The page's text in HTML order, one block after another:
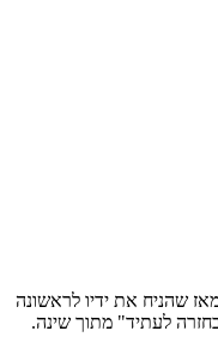
שהניח את ידיו לראשונה
לעתיד" מתוך שינה.